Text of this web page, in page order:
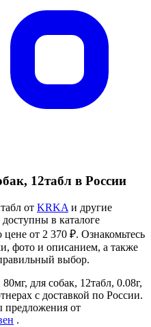
12табл в России
от KRKA и другие
доступны в каталоге
цене от 2 370 ₽. Ознакомьтесь
фото и описанием, а также
выбор.
для собак, 12табл, 0.08г,
с доставкой по России.
предложения от
.